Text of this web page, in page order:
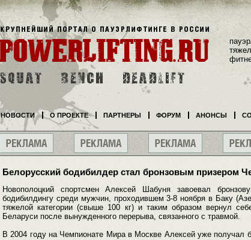
Белорусский бодибилдер стал бронзовым призером
Новополоцкий спортсмен Алексей Шабуня завоевал
бодибилдингу среди мужчин, проходившем 3-8 ноября в Баку
тяжелой категории (свыше 100 кг) и таким образом вернул
Беларуси после вынужденного перерыва, связанного с травмой.
В 2004 году на Чемпионате Мира в Москве Алексей уже получал
НОВОСТИ О ПРОЕКТЕ ПАРТНЕРЫ ФОРУМ АНОНСЫ